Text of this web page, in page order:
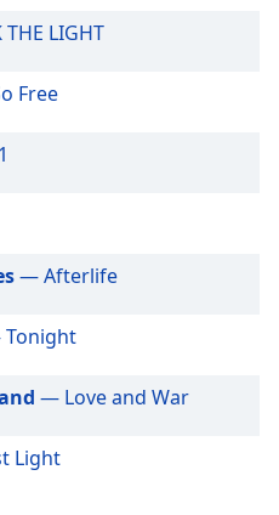
LIGHT
Free
— Afterlife
— Love and War
Light